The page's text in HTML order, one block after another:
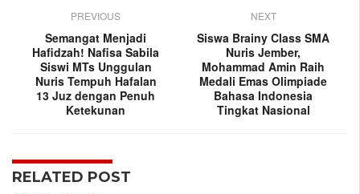
PREVIOUS
Semangat Menjadi
Hafidzah! Nafisa Sabila
Siswi MTs Unggulan
Nuris Tempuh Hafalan
13 Juz dengan Penuh
Ketekunan
NEXT
Siswa Brainy Class SMA
Nuris Jember,
Mohammad Amin Raih
Medali Emas Olimpiade
Bahasa Indonesia
Tingkat Nasional
RELATED POST